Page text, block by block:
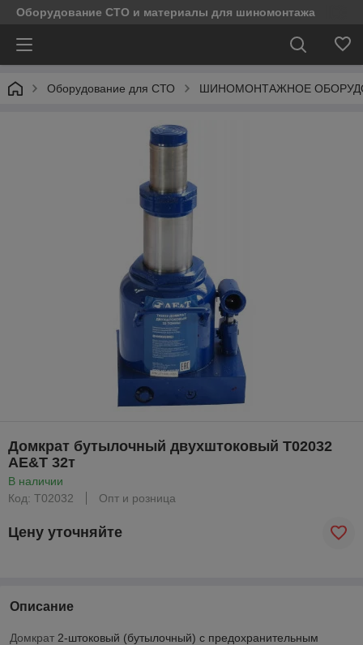
Оборудование СТО и материалы для шиномонтажа
Оборудование для СТО ШИНОМОНТАЖНОЕ
Домкрат бутылочный двухштоковый T02032
AE&T 32т
В наличии
Код: T02032
Опт и розница
Цену уточняйте
Описание
Домкрат 2-штоковый (бутылочный) с предохранительным